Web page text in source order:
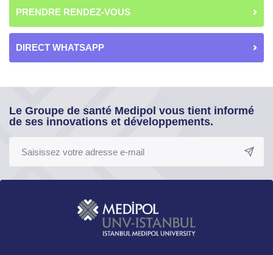
PRENDRE RENDEZ-VOUS
DIRECT WHATSAPP
Le Groupe de santé Medipol vous tient informé
de ses innovations et développements.